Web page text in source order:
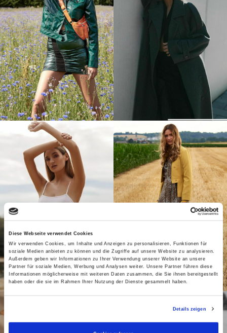
Diese Webseite verwendet Cookies
Wir verwenden Cookies, um Inhalte und Anzeigen zu personalisieren, Funktionen für
soziale Medien anbieten zu können und die Zugriffe auf unsere Website zu analysieren.
Außerdem geben wir Informationen zu Ihrer Verwendung unserer Website an unsere
Partner für soziale Medien, Werbung und Analysen weiter. Unsere Partner führen diese
Informationen möglicherweise mit weiteren Daten zusammen, die Sie ihnen bereitgestellt
haben oder die sie im Rahmen Ihrer Nutzung der Dienste gesammelt haben.
Details zeigen